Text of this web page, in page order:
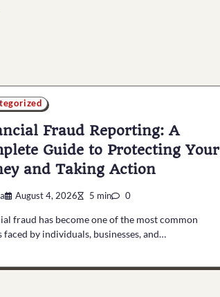
Fraud Reporting: A
Guide to Protecting Your
and Taking Action
August 4, 2026 5 min 0
fraud has become one of the most common
faced by individuals, businesses, and…